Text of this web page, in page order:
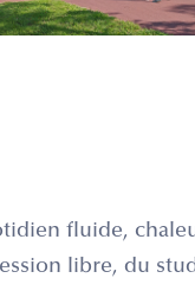
fluide,
libre, du